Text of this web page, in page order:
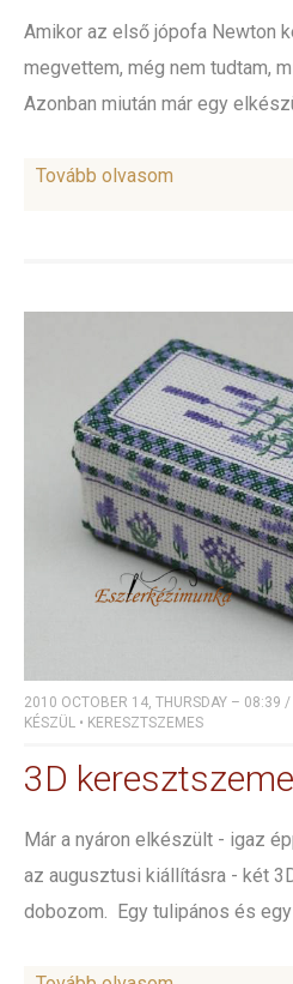
Amikor az első jópofa Newton
megvettem, még nem tudtam,
Azonban miután már egy
Tovább olvasom
2010 OCTOBER 14, THURSDAY – 08:39 /
KÉSZÜL • KERESZTSZEMES
3D
Már a nyáron elkészült - igaz
az augusztusi kiállításra - két
dobozom. Egy tulipános és egy